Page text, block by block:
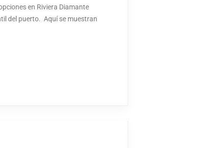
en Riviera Diamante
del puerto. Aquí se muestran